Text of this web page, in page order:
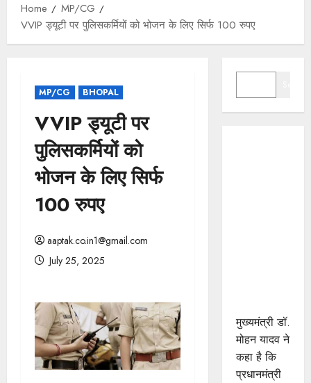
Home
MP/CG
VVIP ड्यूटी पर पुलिसकर्मियों को भोजन के लिए सिर्फ 100 रुपए
MP/CG BHOPAL
VVIP ड्यूटी पर
पुलिसकर्मियों को
भोजन के लिए सिर्फ
100 रुपए
aaptak.co.in1@gmail.com
July 25, 2025
मुख्यमंत्री डॉ.
मोहन यादव ने
कहा है कि
प्रधानमंत्री